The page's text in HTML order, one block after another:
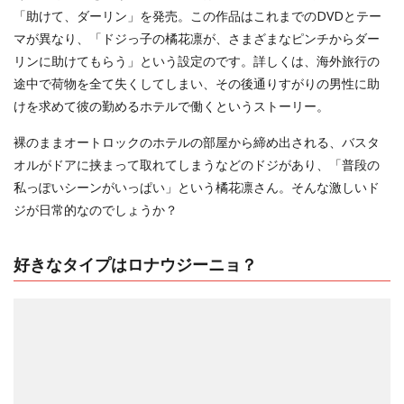
「助けて、ダーリン」を発売。この作品はこれまでのDVDとテー
マが異なり、「ドジっ子の橘花凛が、さまざまなピンチからダー
リンに助けてもらう」という設定のです。詳しくは、海外旅行の
途中で荷物を全て失くしてしまい、その後通りすがりの男性に助
けを求めて彼の勤めるホテルで働くというストーリー。
裸のままオートロックのホテルの部屋から締め出される、バスタ
オルがドアに挟まって取れてしまうなどのドジがあり、「普段の
私っぽいシーンがいっぱい」という橘花凛さん。そんな激しいド
ジが日常的なのでしょうか？
好きなタイプはロナウジーニョ？